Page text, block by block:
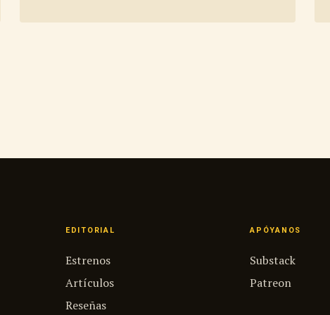
EDITORIAL
Estrenos
Artículos
Reseñas
APÓYANOS
Substack
Patreon